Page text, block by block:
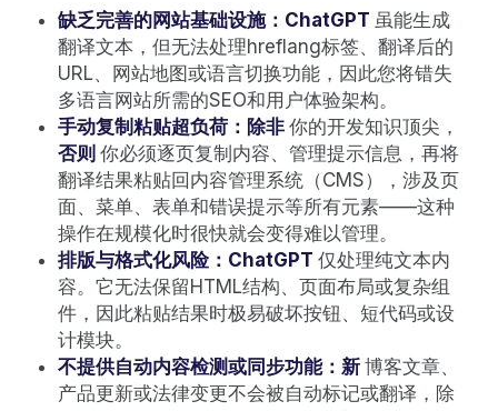
缺乏完善的网站基础设施：ChatGPT 虽能生成
翻译文本，但无法处理hreflang标签、翻译后的
URL、网站地图或语言切换功能，因此您将错失
多语言网站所需的SEO和用户体验架构。
手动复制粘贴超负荷：除非 你的开发知识顶尖，
否则 你必须逐页复制内容、管理提示信息，再将
翻译结果粘贴回内容管理系统（CMS），涉及页
面、菜单、表单和错误提示等所有元素——这种
操作在规模化时很快就会变得难以管理。
排版与格式化风险：ChatGPT 仅处理纯文本内
容。它无法保留HTML结构、页面布局或复杂组
件，因此粘贴结果时极易破坏按钮、短代码或设
计模块。
不提供自动内容检测或同步功能：新 博客文章、
产品更新或法律变更不会被自动标记或翻译，除